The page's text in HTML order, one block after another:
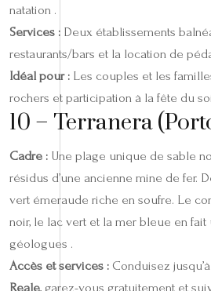
natation .
Services : Deux établissements
restaurants/bars et la location de
Idéal pour : Les couples et les
rochers et participation à la fête du
10 – Terranera
Cadre : Une plage unique de sable
résidus d’une ancienne mine de fer.
vert émeraude riche en soufre. Le
noir, le lac vert et la mer bleue en
géologues .
Accès et services : Conduisez
Reale, garez-vous gratuitement et